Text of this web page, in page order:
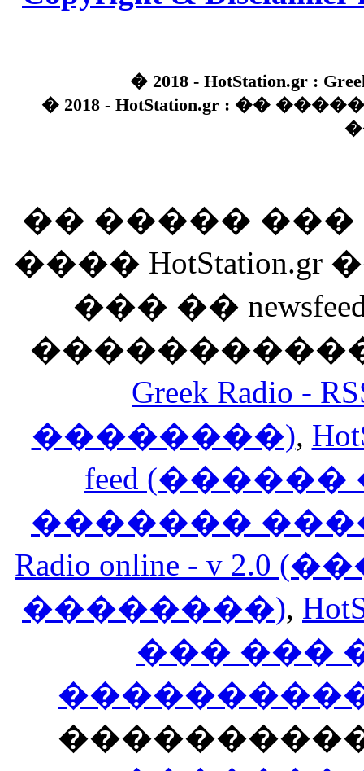
� 2018 - HotStation.gr :
� 2018 - HotStation.gr : ��
�� �����
����
��� ��
Greek Radio
��������),
feed
�������
Radio online - v
��������),
��� ���